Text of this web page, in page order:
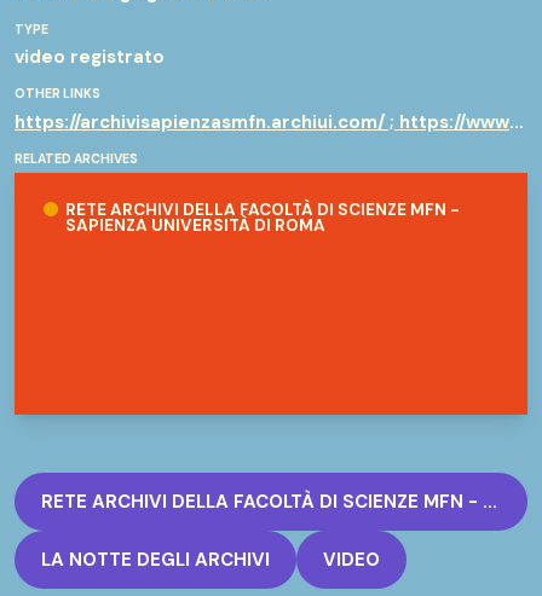
TYPE
video registrato
OTHER LINKS
https://archivisapienzasmfn.archiui.com/ ; https://www.uniroma1.it/it/pagina/archivio-storico
RELATED ARCHIVES
RETE ARCHIVI DELLA FACOLTÀ DI SCIENZE MFN -
SAPIENZA UNIVERSITÀ DI ROMA
RETE ARCHIVI DELLA FACOLTÀ DI SCIENZE MFN - SAPIENZA UNIVERSITÀ DI ROMA
LA NOTTE DEGLI ARCHIVI VIDEO